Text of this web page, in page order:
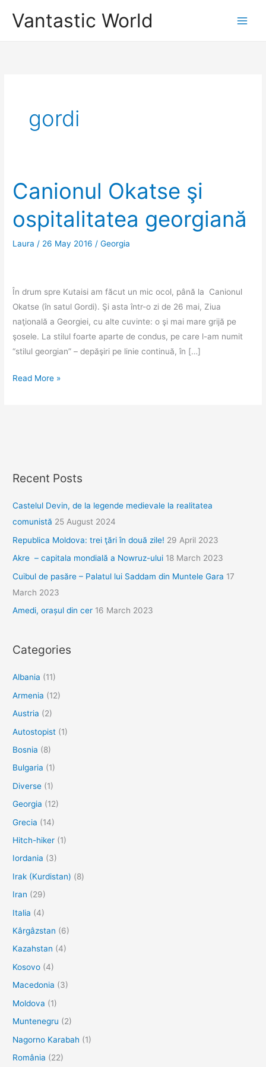
Vantastic World
gordi
Canionul Okatse şi
ospitalitatea georgiană
Laura / 26 May 2016 /Georgia
În drum spre Kutaisi am făcut un mic ocol, până la Canionul
Okatse (în satul Gordi). Şi asta într-o zi de 26 mai, Ziua
naţională a Georgiei, cu alte cuvinte: o şi mai mare grijă pe
şosele. La stilul foarte aparte de condus, pe care l-am numit
“stilul georgian” – depăşiri pe linie continuă, în […]
Canionul
Read More »
Recent Posts
Castelul Devin, de la legende medievale la realitatea
comunistă 25 August 2024
Republica Moldova: trei ţări în două zile! 29 April 2023
Akre – capitala mondială a Nowruz-ului 18 March 2023
Cuibul de pasăre – Palatul lui Saddam din Muntele Gara 17
March 2023
Amedi, orașul din cer 16 March 2023
Categories
Albania (11)
Armenia (12)
Austria (2)
Autostopist (1)
Bosnia (8)
Bulgaria (1)
Diverse (1)
Georgia (12)
Grecia (14)
Hitch-hiker (1)
Iordania (3)
Irak (Kurdistan) (8)
Iran (29)
Italia (4)
Kârgâzstan (6)
Kazahstan (4)
Kosovo (4)
Macedonia (3)
Moldova (1)
Muntenegru (2)
Nagorno Karabah (1)
România (22)